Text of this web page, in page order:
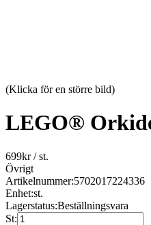
(Klicka för en större bild)
LEGO®
699kr/ st.
Övrigt
Artikelnummer:5702017224336
Enhet:st.
Lagerstatus:Beställningsvara
St: